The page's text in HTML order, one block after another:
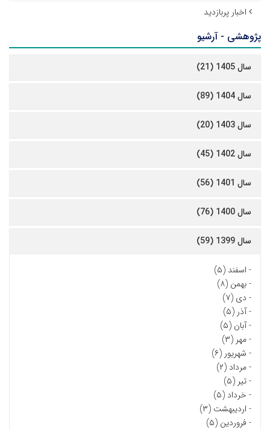
اخبار پربازدید
پژوهشی - آرشیو
سال 1405 (21)
سال 1404 (89)
سال 1403 (20)
سال 1402 (45)
سال 1401 (56)
سال 1400 (76)
سال 1399 (59)
- اسفند (۵)
-بهمن (۸)
- دی (۷)
-آذر (۵)
-آبان (۵)
-مهر (۳)
- شهریور (۶)
-مرداد (۲)
-تیر (۵)
- خرداد (۵)
- اردیبهشت (۳)
- فروردین (۵)